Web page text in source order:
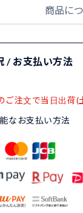
商品に
/ お支払い方法
ご注文で当日出荷(
なお支払い方法